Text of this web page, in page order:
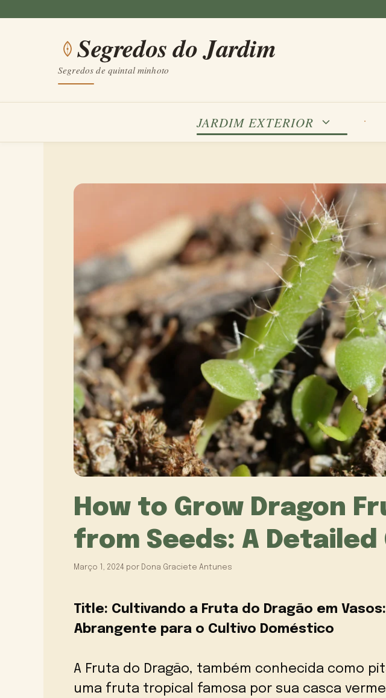
conteúdo
Segredos do Jardim
Segredos de quintal minhoto
JARDIM EXTERIOR
How to Grow Dragon
from Seeds: A Detailed
Março 1, 2024 por Dona Graciete Antunes
Title: Cultivando a Fruta do Dragão em Vasos:
Abrangente para o Cultivo Doméstico
A Fruta do Dragão, também conhecida como
uma fruta tropical famosa por sua casca